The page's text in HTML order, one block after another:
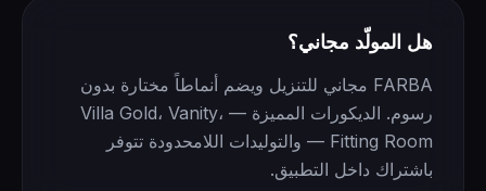
هل المولّد مجاني؟
FARBA مجاني للتنزيل ويضم أنماطاً مختارة بدون
رسوم. الديكورات المميزة — Villa Gold، Vanity،
Fitting Room — والتوليدات اللامحدودة تتوفر
باشتراك داخل التطبيق.